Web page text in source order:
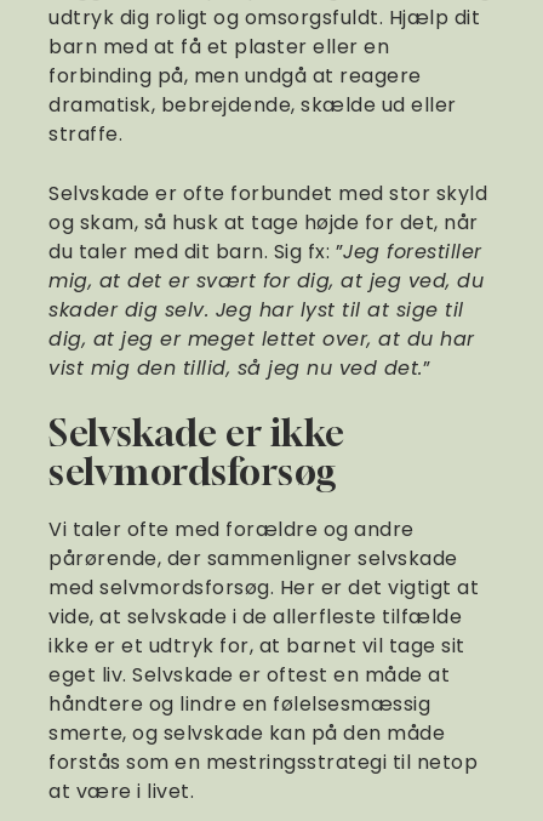
udtryk dig roligt og omsorgsfuldt. Hjælp dit
barn med at få et plaster eller en
forbinding på, men undgå at reagere
dramatisk, bebrejdende, skælde ud eller
straffe.
Selvskade er ofte forbundet med stor skyld
og skam, så husk at tage højde for det, når
du taler med dit barn. Sig fx: ”Jeg forestiller
mig, at det er svært for dig, at jeg ved, du
skader dig selv. Jeg har lyst til at sige til
dig, at jeg er meget lettet over, at du har
vist mig den tillid, så jeg nu ved det.”
Selvskade er ikke
selvmordsforsøg
Vi taler ofte med forældre og andre
pårørende, der sammenligner selvskade
med selvmordsforsøg. Her er det vigtigt at
vide, at selvskade i de allerfleste tilfælde
ikke er et udtryk for, at barnet vil tage sit
eget liv. Selvskade er oftest en måde at
håndtere og lindre en følelsesmæssig
smerte, og selvskade kan på den måde
forstås som en mestringsstrategi til netop
at være i livet.